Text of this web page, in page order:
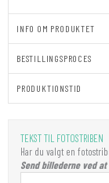
INFO OM PRODUKTET
BESTILLINGSPROCES
PRODUKTIONSTID
TEKST TIL FOTOSTRIBEN
Har du valgt en
Send billederne ved
THEODOR
antal